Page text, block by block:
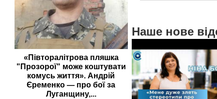
«Півторалітрова пляшка
"Прозорої" може коштувати
комусь життя». Андрій
Єременко — про бої за
Луганщину,...
Наше нове